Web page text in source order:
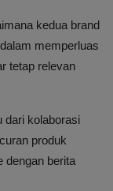
kedua brand
memperluas
tetap relevan
dari kolaborasi
produk
dengan berita